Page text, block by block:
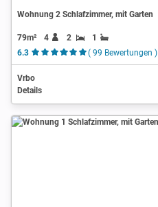
Wohnung 2 Schlafzimmer, mit Garten
79m² 4 2
1
6.3
( 99 Bewertungen )
Vrbo
Details